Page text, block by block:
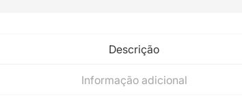
Descrição
Informação adicional